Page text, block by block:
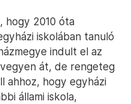
hogy 2010 óta
iskolában tanuló
indult el az
át, de rengeteg
ahhoz, hogy egyházi
állami iskola,